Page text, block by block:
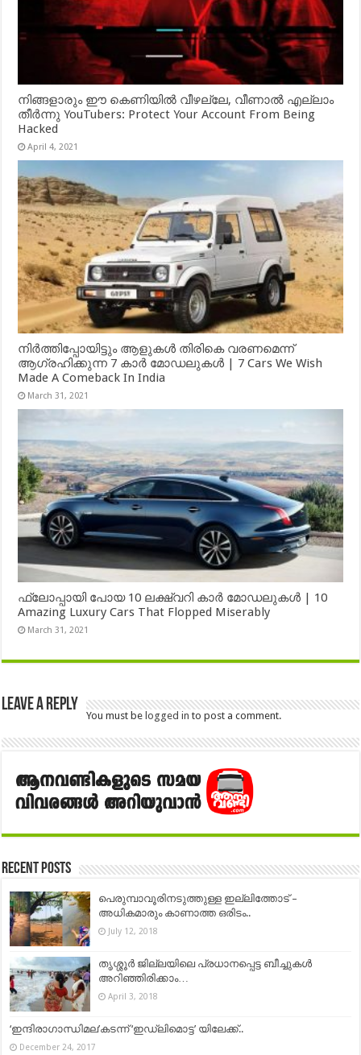
നിങ്ങളാരും ഈ കെണിയിൽ വീഴല്ലേ, വീണാൽ എല്ലാം
തീർന്നു YouTubers: Protect Your Account From Being
Hacked
April 4, 2021
നിർത്തിപ്പോയിട്ടും ആളുകൾ തിരികെ വരണമെന്ന്
ആഗ്രഹിക്കുന്ന 7 കാർ മോഡലുകൾ | 7 Cars We Wish
Made A Comeback In India
March 31, 2021
ഫ്ലോപ്പായി പോയ 10 ലക്ഷ്വറി കാർ മോഡലുകൾ | 10
Amazing Luxury Cars That Flopped Miserably
March 31, 2021
Leave a Reply
You must belogged in to post a comment.
Recent Posts
പെരുമ്പാവൂരിനടുത്തുള്ള ഇല്ലിത്തോട് –
അധികമാരും കാണാത്ത ഒരിടം..
July 12, 2018
തൃശ്ശൂര്‍ ജില്ലയിലെ പ്രധാനപ്പെട്ട ബീച്ചുകള്‍
അറിഞ്ഞിരിക്കാം…
April 3, 2018
‘ഇന്ദിരാഗാന്ധിമല’കടന്ന് ‘ഇഡ്‌ലിമൊട്ട’ യിലേക്ക്..
December 24, 2017